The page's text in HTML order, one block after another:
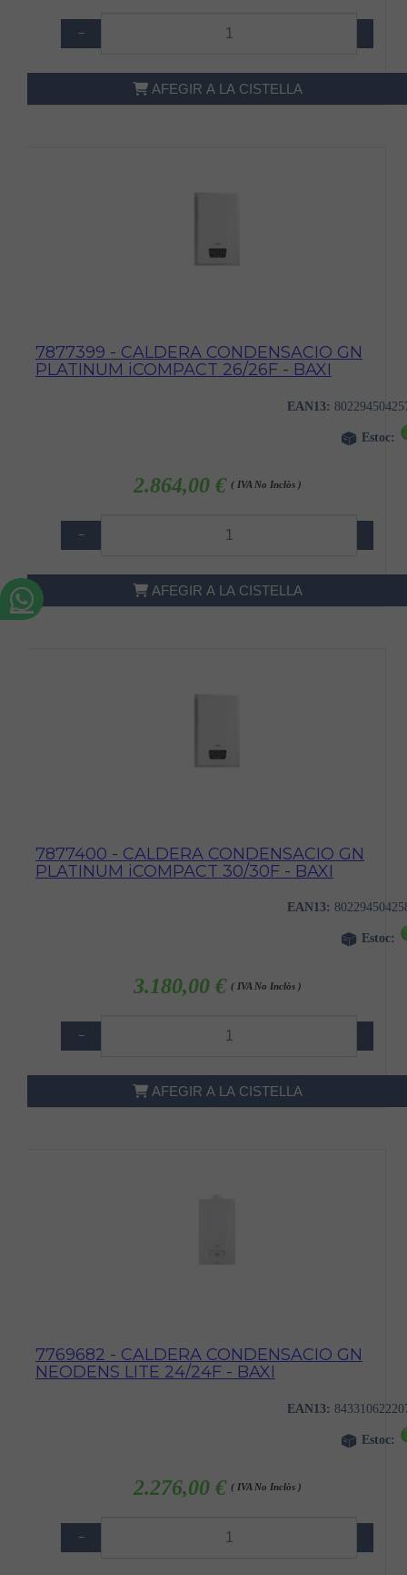
−
AFEGIR A LA CISTELLA
7877399 - CALDERA CONDENSACIO GN
PLATINUM iCOMPACT 26/26F - BAXI
EAN13:
Estoc:
2.864,00 € ( IVA No Inclòs )
−
AFEGIR A LA CISTELLA
7877400 - CALDERA CONDENSACIO GN
PLATINUM iCOMPACT 30/30F - BAXI
EAN13:
Estoc:
3.180,00 € ( IVA No Inclòs )
−
AFEGIR A LA CISTELLA
7769682 - CALDERA CONDENSACIO GN
NEODENS LITE 24/24F - BAXI
EAN13:
Estoc:
2.276,00 € ( IVA No Inclòs )
−